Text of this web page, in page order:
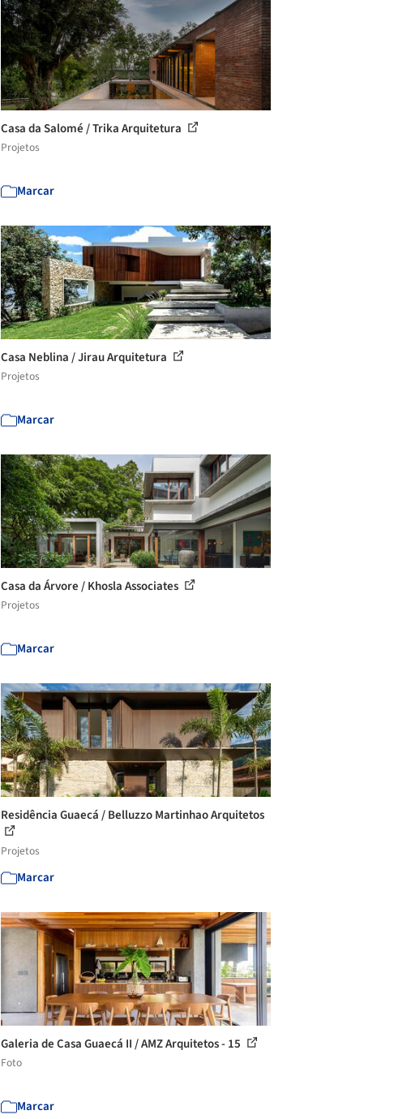
Casa da Salomé / Trika Arquitetura
Projetos
Marcar
Casa Neblina / Jirau Arquitetura
Projetos
Marcar
Casa da Árvore / Khosla Associates
Projetos
Marcar
Residência Guaecá / Belluzzo Martinhao Arquitetos
Projetos
Marcar
Galeria de Casa Guaecá II / AMZ Arquitetos - 15
Foto
Marcar